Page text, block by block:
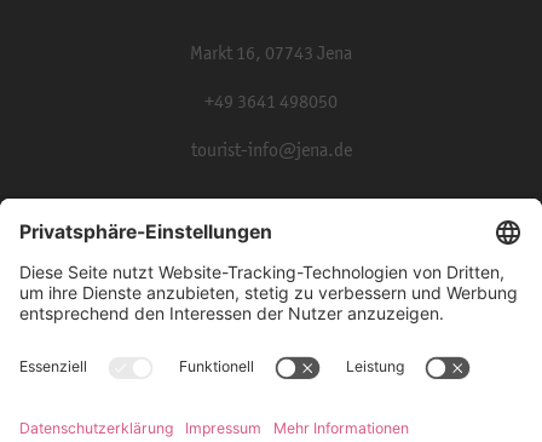
Markt 16, 07743 Jena
+49 3641 498050
tourist-info@jena.de
Presse